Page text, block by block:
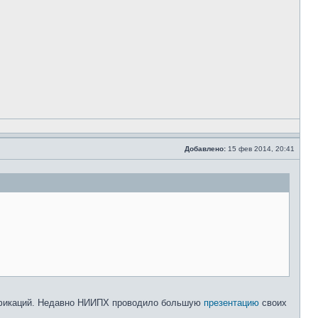
Добавлено: 15 фев 2014, 20:41
Недавно НИИПХ проводило большую презентацию своих